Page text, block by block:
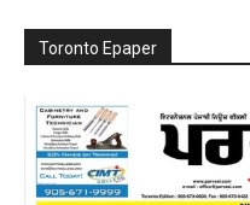
Toronto Epaper